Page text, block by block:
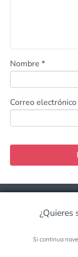
Nombre *
Correo electrónico
¿Quieres
Solicita
Si continua